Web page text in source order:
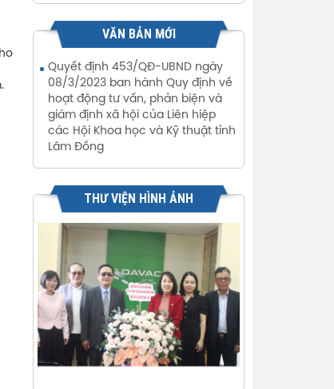
VĂN BẢN MỚI
Quyết định 453/QĐ-UBND ngày
08/3/2023 ban hành Quy định về
hoạt động tư vấn, phản biện và
giám định xã hội của Liên hiệp
các Hội Khoa học và Kỹ thuật tỉnh
Lâm Đồng
THƯ VIỆN HÌNH ẢNH